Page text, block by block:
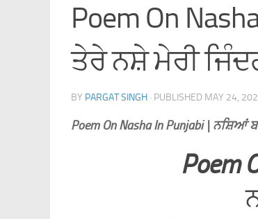
Poem On
ਤੇਰੇ ਨਸ਼ੇ ਮੇਰੀ
BY PARGAT SINGH · PUBLISHED MAY 24,
Poem On Nasha In Punjabi | ਨਸ਼ਿਆਂ
Poem